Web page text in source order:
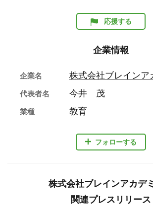
応援する
企業情報
フォローする
企業名 株式会社ブレインア
代表者名 今井 茂
業種 教育
株式会社ブレインアカデ
関連プレスリリース